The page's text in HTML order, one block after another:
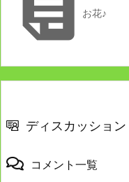
お花♪
ディスカッション
コメント一覧